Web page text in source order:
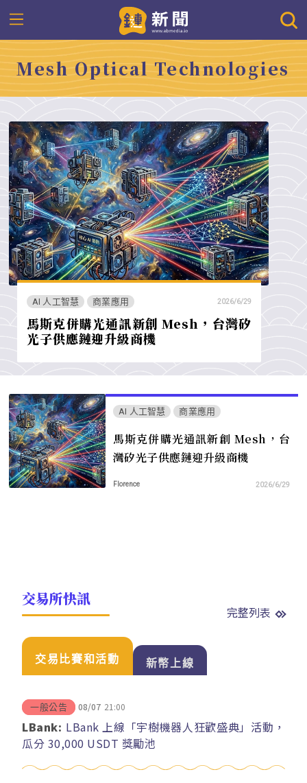
Mesh Optical Technologies
AI 人工智慧 商業應用 2026/6/29
馬斯克併購光通訊新創 Mesh，台灣矽
光子供應鏈迎升級商機
AI 人工智慧 商業應用
馬斯克併購光通訊新創 Mesh，台
灣矽光子供應鏈迎升級商機
Florence 2026/6/29
交易所快訊
完整列表
交易比賽和活動 新幣上線
一般公告 08/07 21:00
LBank: LBank 上線「宇樹機器人狂歡盛典」活動，
瓜分 30,000 USDT 獎勵池